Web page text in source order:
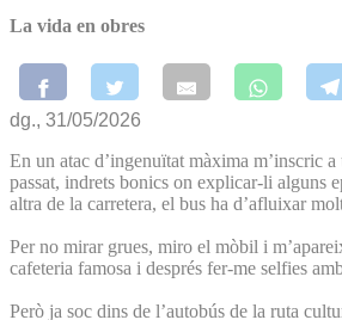
La vida en obres
dg., 31/05/2026
En un atac d’ingenuïtat màxima m’inscric
passat, indrets bonics on explicar-li alguns
altra de la carretera, el bus ha d’afluixar
Per no mirar grues, miro el mòbil i
cafeteria famosa i després fer-me selfies
Però ja soc dins de l’autobús de la ruta